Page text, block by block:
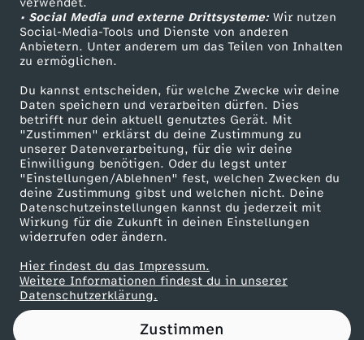
verwendet.
• Social Media und externe Drittsysteme:Wir nutzen
Social-Media-Tools und Dienste von anderen
Anbietern. Unter anderem um das Teilen von Inhalten
zu ermöglichen.
Du kannst entscheiden, für welche Zwecke wir deine
Daten speichern und verarbeiten dürfen. Dies
betrifft nur dein aktuell genutztes Gerät. Mit
"Zustimmen" erklärst du deine Zustimmung zu
unserer Datenverarbeitung, für die wir deine
Einwilligung benötigen. Oder du legst unter
"Einstellungen/Ablehnen" fest, welchen Zwecken du
deine Zustimmung gibst und welchen nicht. Deine
Datenschutzeinstellungen kannst du jederzeit mit
Wirkung für die Zukunft in deinen Einstellungen
widerrufen oder ändern.
Hier findest du das Impressum.
Weitere Informationen findest du in unserer
Datenschutzerklärung.
Zustimmen
t
e
,
g
e
f
a
n
ZDF Unternehmen
Karriere
ZDF goes Schule
Werbefernsehen
Mainzelmännchen
Partner